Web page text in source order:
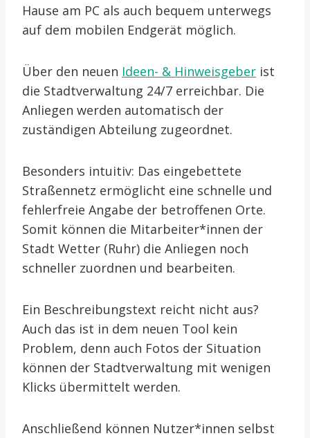
Hause am PC als auch bequem unterwegs
auf dem mobilen Endgerät möglich.
Über den neuen Ideen- & Hinweisgeber ist
die Stadtverwaltung 24/7 erreichbar. Die
Anliegen werden automatisch der
zuständigen Abteilung zugeordnet.
Besonders intuitiv: Das eingebettete
Straßennetz ermöglicht eine schnelle und
fehlerfreie Angabe der betroffenen Orte.
Somit können die Mitarbeiter*innen der
Stadt Wetter (Ruhr) die Anliegen noch
schneller zuordnen und bearbeiten.
Ein Beschreibungstext reicht nicht aus?
Auch das ist in dem neuen Tool kein
Problem, denn auch Fotos der Situation
können der Stadtverwaltung mit wenigen
Klicks übermittelt werden.
Anschließend können Nutzer*innen selbst